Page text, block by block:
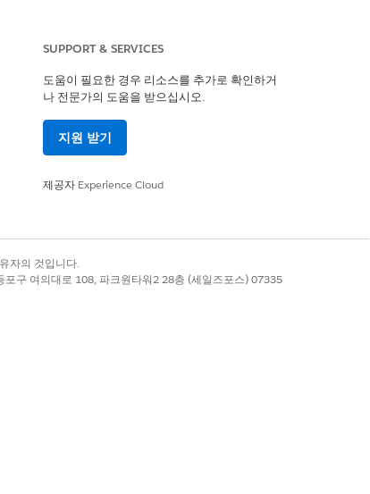
SUPPORT & SERVICES
도움이 필요한 경우 리소스를 추가로 확인하거
나 전문가의 도움을 받으십시오.
지원 받기
제공자 Experience Cloud
자의 것입니다.
구 여의대로 108, 파크원타워2 28층 (세일즈포스) 07335